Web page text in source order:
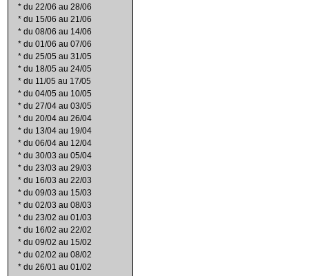
* du 22/06 au 28/06
* du 15/06 au 21/06
* du 08/06 au 14/06
* du 01/06 au 07/06
* du 25/05 au 31/05
* du 18/05 au 24/05
* du 11/05 au 17/05
* du 04/05 au 10/05
* du 27/04 au 03/05
* du 20/04 au 26/04
* du 13/04 au 19/04
* du 06/04 au 12/04
* du 30/03 au 05/04
* du 23/03 au 29/03
* du 16/03 au 22/03
* du 09/03 au 15/03
* du 02/03 au 08/03
* du 23/02 au 01/03
* du 16/02 au 22/02
* du 09/02 au 15/02
* du 02/02 au 08/02
* du 26/01 au 01/02